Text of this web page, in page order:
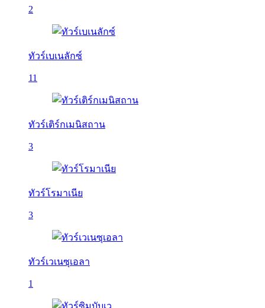
2
ทัวร์เบเนลักซ์
11
ทัวร์เติร์กเมนิสถาน
3
ทัวร์โรมาเนีย
3
ทัวร์เวเนซุเอลา
1